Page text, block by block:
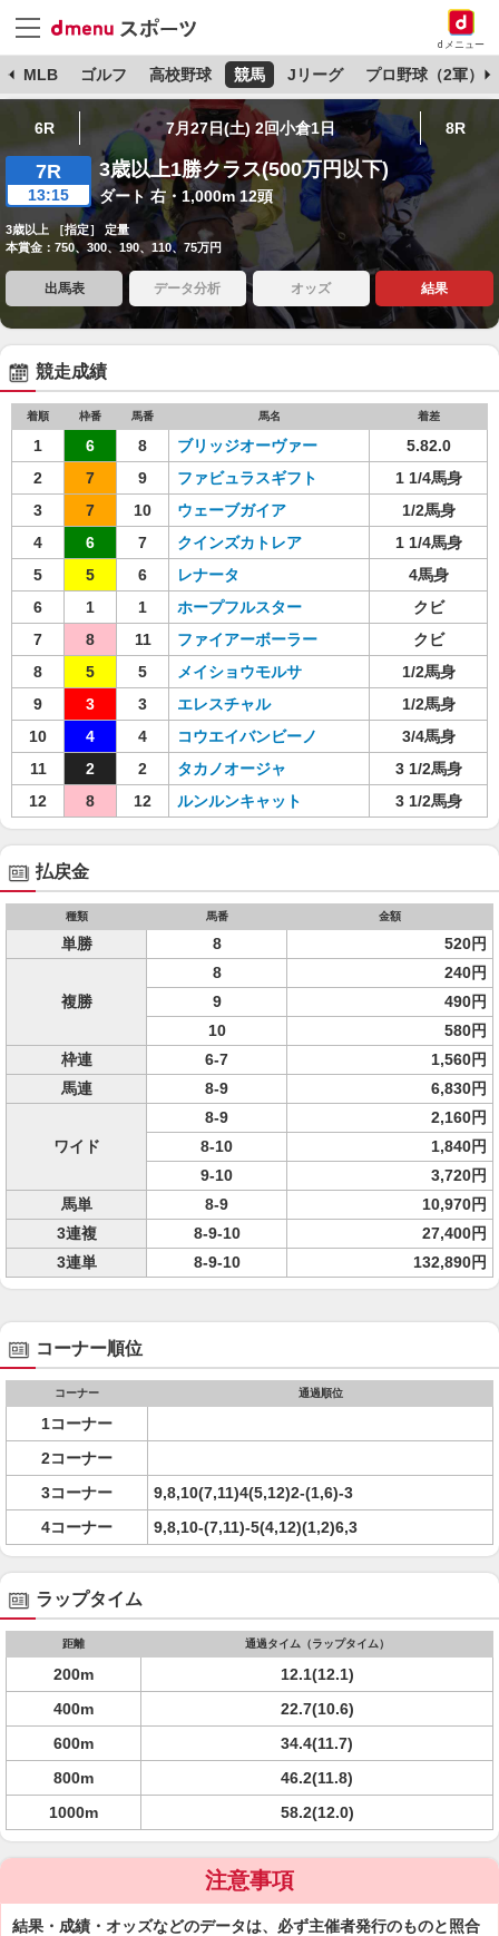
dメニュー
MLB ゴルフ 高校野球 競馬 Jリーグ プロ野球（2軍）
6R 7月27日(土) 2回小倉1日 8R
7R
13:15
3歳以上1勝クラス(500万円以下)
ダート 右・1,000m 12頭
3歳以上 ［指定］ 定量
本賞金：750、300、190、110、75万円
出馬表 データ分析 オッズ 結果
競走成績
着順 枠番 馬番 馬名 着差
1 6 8 ブリッジオーヴァー
5.82.0
2
7 9 ファビュラスギフト
1 1/4馬身
3
7 10 ウェーブガイア
1/2馬身
4
6 7 クインズカトレア
1 1/4馬身
5
5 6 レナータ
4馬身
6
1 1 ホープフルスター
クビ
7
8 11 ファイアーボーラー
クビ
8
5 5 メイショウモルサ
1/2馬身
9
3 3 エレスチャル
1/2馬身
10
4 4 コウエイバンビーノ
3/4馬身
11
2 2 タカノオージャ
3 1/2馬身
12
8 12 ルンルンキャット 3 1/2馬身
払戻金
種類 馬番 金額
単勝 8 520円
複勝
8
240円
9
490円
10
580円
枠連
6-7
1,560円
馬連
8-9 6,830円
ワイド
8-9
2,160円
8-10
1,840円
9-10
3,720円
馬単
8-9
10,970円
3連複
8-9-10
27,400円
3連単
8-9-10 132,890円
コーナー順位
コーナー 通過順位
1コーナー
2コーナー
3コーナー
9,8,10(7,11)4(5,12)2-(1,6)-3
4コーナー
9,8,10-(7,11)-5(4,12)(1,2)6,3
ラップタイム
距離 通過タイム（ラップタイム）
200m
12.1(12.1)
400m
22.7(10.6)
600m
34.4(11.7)
800m
46.2(11.8)
1000m
58.2(12.0)
注意事項
結果・成績・オッズなどのデータは、必ず主催者発行のものと照合